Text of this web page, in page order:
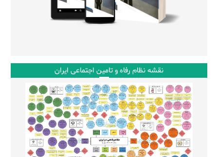
نقشه نظام رفاه و تامین اجتماعی ایران